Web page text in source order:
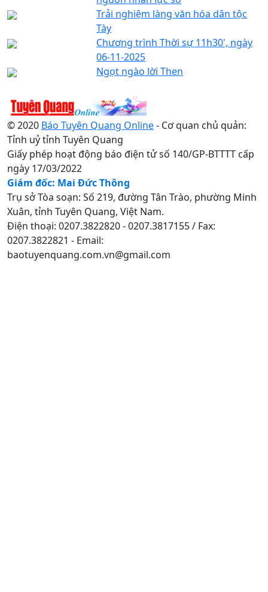
Trải nghiệm làng văn hóa dân tộc
Tày
Chương trình Thời sự 11h30', ngày
06-11-2025
Ngọt ngào lời Then
© 2020 Báo Tuyên Quang Online- Cơ quan chủ quản:
Tỉnh uỷ tỉnh Tuyên Quang
Giấy phép hoạt động báo điện tử số 140/GP-BTTTT cấp
ngày 17/03/2022
Giám đốc: Mai Đức Thông
Trụ sở Tòa soạn: Số 219, đường Tân Trào, phường Minh
Xuân, tỉnh Tuyên Quang, Việt Nam.
Điện thoại: 0207.3822820 - 0207.3817155 / Fax:
0207.3822821 - Email:
baotuyenquang.com.vn@gmail.com